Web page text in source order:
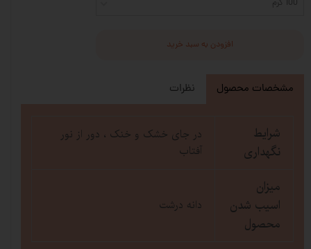
100 گرم
افزودن به سبد خرید
مشخصات محصول نظرات
شرایط
نگهداری
در جای خشک و خنک ، دور از نور
آفتاب
میزان
اسیب شدن
محصول
دانه درشت